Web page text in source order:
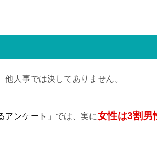
人事では決してありません。
ンケート」 では、実に女性は3割男